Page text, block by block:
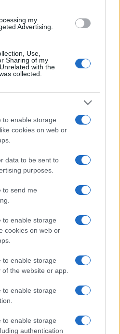
my
Advertising.
Use,
Sharing of my
with the
collected.
to enable storage
cookies on web or
data to be sent to
purposes.
to send me
to enable storage
cookies on web or
to enable storage
the website or app.
to enable storage
to enable storage
authentication
per poter entrare
corretta
chiaro: “Iniziamo
Insomma,
non vi vuole
in periferia. Si sono
come i soliti vecchi
Casa per casa. Auto
63
Leggi i commenti
04/08/2026